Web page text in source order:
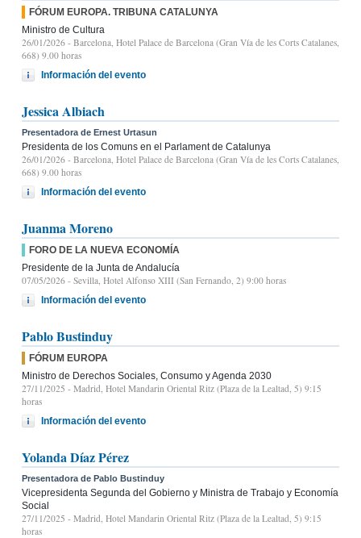
FÓRUM EUROPA. TRIBUNA CATALUNYA
Ministro de Cultura
26/01/2026 - Barcelona, Hotel Palace de Barcelona (Gran Vía de les Corts Catalanes,
668) 9.00 horas
Información del evento
Jessica Albiach
Presentadora de Ernest Urtasun
Presidenta de los Comuns en el Parlament de Catalunya
26/01/2026 - Barcelona, Hotel Palace de Barcelona (Gran Vía de les Corts Catalanes,
668) 9.00 horas
Información del evento
Juanma Moreno
FORO DE LA NUEVA ECONOMÍA
Presidente de la Junta de Andalucía
07/05/2026 - Sevilla, Hotel Alfonso XIII (San Fernando, 2) 9:00 horas
Información del evento
Pablo Bustinduy
FÓRUM EUROPA
Ministro de Derechos Sociales, Consumo y Agenda 2030
27/11/2025 - Madrid, Hotel Mandarin Oriental Ritz (Plaza de la Lealtad, 5) 9:15
horas
Información del evento
Yolanda Díaz Pérez
Presentadora de Pablo Bustinduy
Vicepresidenta Segunda del Gobierno y Ministra de Trabajo y Economía
Social
27/11/2025 - Madrid, Hotel Mandarin Oriental Ritz (Plaza de la Lealtad, 5) 9:15
horas